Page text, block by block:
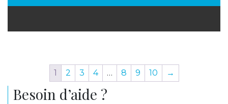
Besoin d’aide ?
1 2 3 4 … 8 9 10 →